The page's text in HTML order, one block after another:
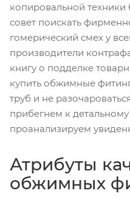
копировальной техники
совет поискать
гомерический смех у
производители
книгу о подделке
купить обжимные
труб и не
прибегнем к
проанализируем
Атрибуты
обжимных